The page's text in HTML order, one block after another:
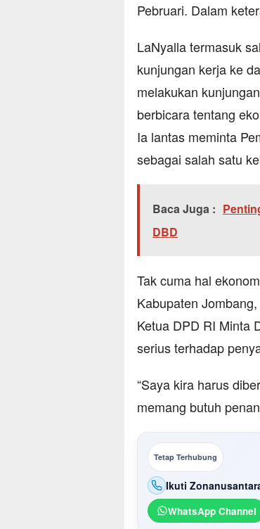
Pebruari. Dalam
LaNyalla termasuk
kunjungan kerja ke
melakukan
berbicara tentang
Ia lantas meminta
sebagai salah satu
Baca Juga :
DBD
Tak cuma hal
Kabupaten Jombang,
Ketua DPD RI Minta
serius terhadap
“Saya kira harus
memang butuh
Tetap Terhubung
Ikuti
WhatsApp Channel